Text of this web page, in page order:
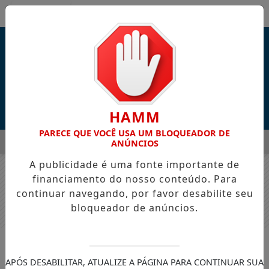
DURANTE AS COMEMORAÇÕES DOS 168 ANOS DO
EM ALTA
Marcos Freire lança “Céu na
HAMM
PARECE QUE VOCÊ USA UM BLOQUEADOR DE
ANÚNCIOS
A publicidade é uma fonte importante de
financiamento do nosso conteúdo. Para
continuar navegando, por favor desabilite seu
bloqueador de anúncios.
APÓS DESABILITAR, ATUALIZE A PÁGINA PARA CONTINUAR SUA